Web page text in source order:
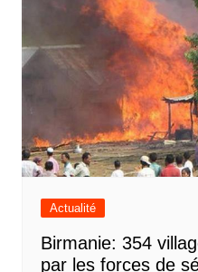
Actualité
Birmanie: 354
par les forces de